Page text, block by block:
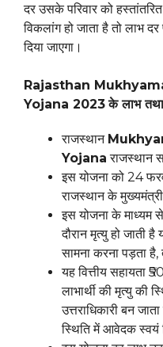
दर उसके परिवार को
विकलांग हो जाता है तो लाभ
दिया जाएगा।
Rajasthan
Yojana 2023 के लाभ तथा
राजस्थान
Yojana राजस्थान
इस योजना को 24
राजस्थान के
इस योजना के माध्यम
दौरान मृत्यु हो जाती
सामना करना पड़ता है,
यह वित्तीय सहायता
लाभार्थी की मृत्यु की
उत्तराधिकारी बन
स्थिति में आवेदक स्वयं